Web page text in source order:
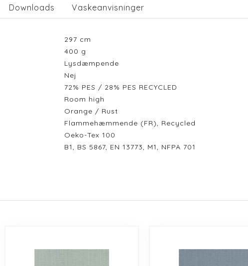
Downloads Vaskeanvisninger
297 cm
400 g
Lysdæmpende
Nej
72% PES / 28% PES RECYCLED
Room high
Orange / Rust
Flammehæmmende (FR), Recycled
Oeko-Tex 100
B1, BS 5867, EN 13773, M1, NFPA 701